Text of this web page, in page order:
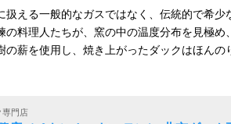
扱える一般的なガスではなく、伝統的で希少
の料理人たちが、窯の中の温度分布を見極め
薪を使用し、焼き上がったダックはほんの
専門店